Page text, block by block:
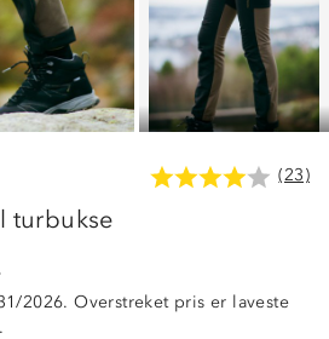
30%
(23)
turbukse
2026. Overstreket pris er laveste